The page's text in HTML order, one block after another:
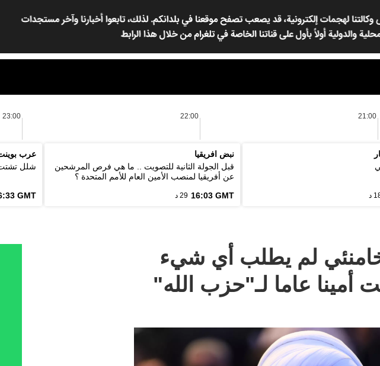
21:00
22:00
23:00
د
نبض افريقيا
قبل الجولة الثانية للتصويت .. ما هي فرص المرشحين
عن أفريقيا لمنصب الأمين العام للأمم المتحدة ؟
16:03 GMT 29 د
عرب
شلل تشتت
GMT
لم يطلب أي شيء
أمينا عاما لـ"حزب الله"